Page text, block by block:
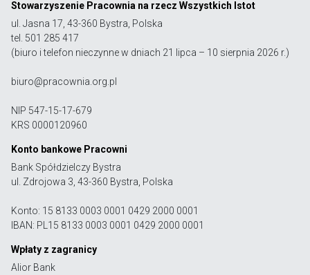
Stowarzyszenie Pracownia na rzecz Wszystkich Istot
ul. Jasna 17, 43-360 Bystra, Polska
tel. 501 285 417
(biuro i telefon nieczynne w dniach 21 lipca – 10 sierpnia 2026 r.)
biuro@pracownia.org.pl
NIP 547-15-17-679
KRS 0000120960
Konto bankowe Pracowni
Bank Spółdzielczy Bystra
ul. Zdrojowa 3, 43-360 Bystra, Polska
Konto: 15 8133 0003 0001 0429 2000 0001
IBAN: PL15 8133 0003 0001 0429 2000 0001
Wpłaty z zagranicy
Alior Bank